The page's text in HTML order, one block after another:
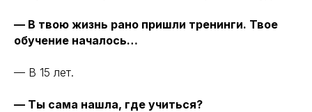
— В твою жизнь рано пришли тренинги. Твое
обучение началось…
— В 15 лет.
— Ты сама нашла, где учиться?